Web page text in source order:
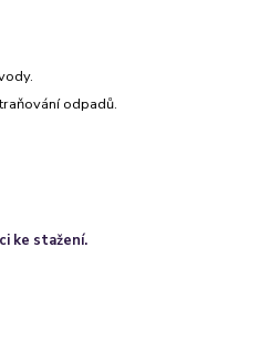
odpadů.
ke stažení.